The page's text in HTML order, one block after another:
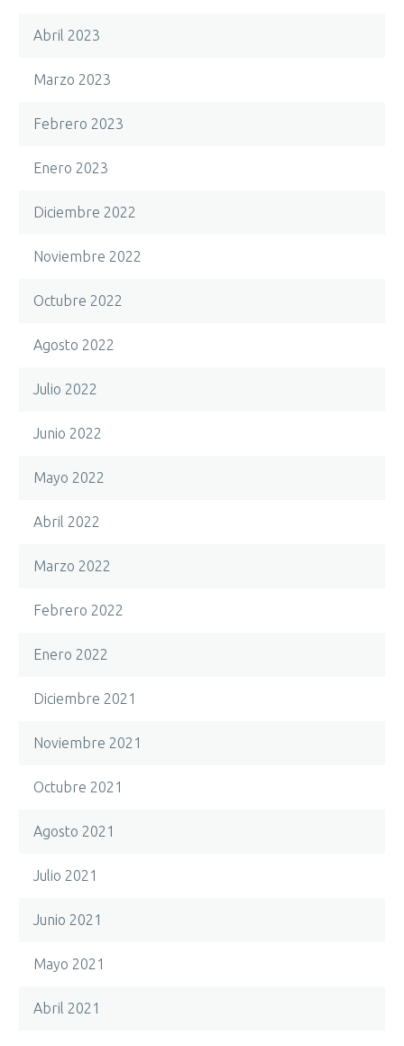
Abril 2023
Marzo 2023
Febrero 2023
Enero 2023
Diciembre 2022
Noviembre 2022
Octubre 2022
Agosto 2022
Julio 2022
Junio 2022
Mayo 2022
Abril 2022
Marzo 2022
Febrero 2022
Enero 2022
Diciembre 2021
Noviembre 2021
Octubre 2021
Agosto 2021
Julio 2021
Junio 2021
Mayo 2021
Abril 2021